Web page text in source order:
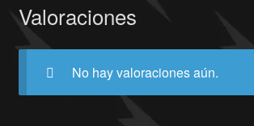
Valoraciones
No hay valoraciones aún.